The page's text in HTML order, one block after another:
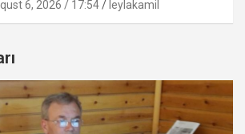
6, 2026 / 17:54 leylakamil